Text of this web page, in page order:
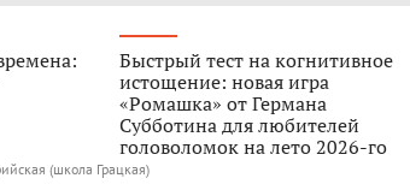
Быстрый тест на когнитивное
истощение: новая игра
«Ромашка» от Германа
Субботина для любителей
головоломок на лето 2026-го
(школа Грацкая)